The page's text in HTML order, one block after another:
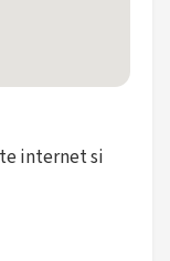
internet si